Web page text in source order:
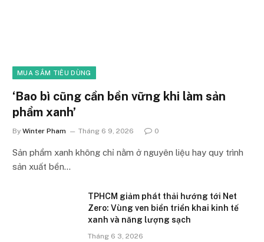
MUA SẮM TIÊU DÙNG
‘Bao bì cũng cần bền vững khi làm sản
phẩm xanh’
By Winter Pham Tháng 6 9, 2026 0
Sản phẩm xanh không chỉ nằm ở nguyên liệu hay quy trình
sản xuất bền…
TPHCM giảm phát thải hướng tới Net
Zero: Vùng ven biển triển khai kinh tế
xanh và năng lượng sạch
Tháng 6 3, 2026